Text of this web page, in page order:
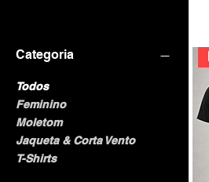
Categoria
Todos
Feminino
Moletom
Jaqueta & Corta Vento
T-Shirts